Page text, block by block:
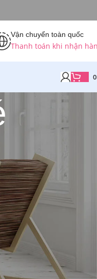
Vận chuyển toàn quốc
Thanh toán khi nhận
một kết quả duy nhất